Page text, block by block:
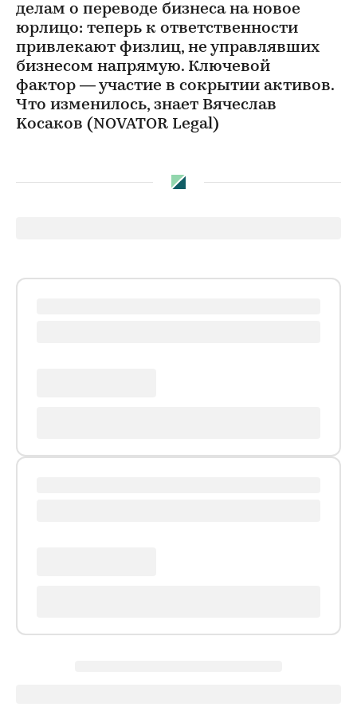
делам о переводе бизнеса на новое
юрлицо: теперь к ответственности
привлекают физлиц, не управлявших
бизнесом напрямую. Ключевой
фактор — участие в сокрытии активов.
Что изменилось, знает Bячecлaв
Kocaкoв (NOVATOR Legal)